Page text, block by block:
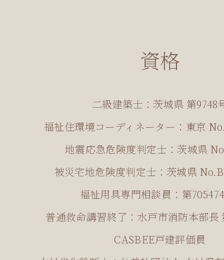
資格
二級建築士：茨城県 第9748
福祉住環境コーディネーター：東京
地震応急危険度判定士：茨城県
被災宅地危険度判定士：茨城県
福祉用具専門相談員：第
普通救命講習終了：水戸市消防本部長
CASBEE戸建評価員